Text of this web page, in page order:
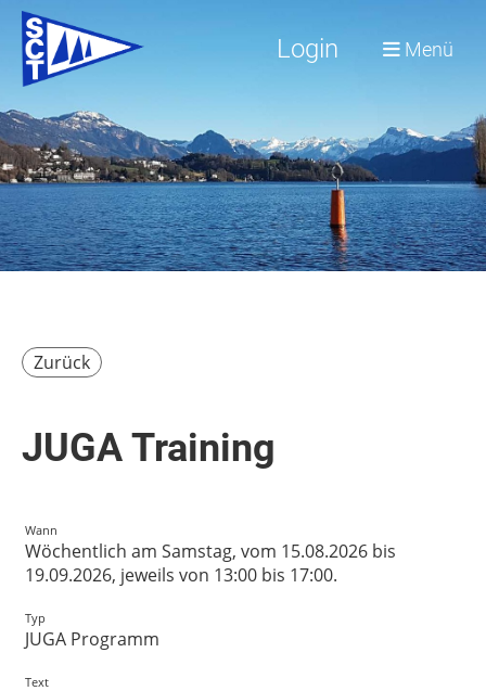
Login Menü
Zurück
JUGA Training
Wann
Wöchentlich am Samstag, vom 15.08.2026 bis
19.09.2026, jeweils von 13:00 bis 17:00.
Typ
JUGA Programm
Text